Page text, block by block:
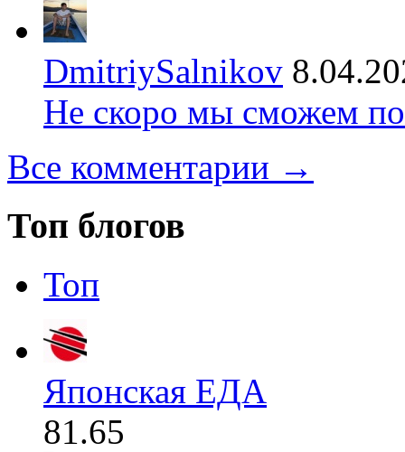
DmitriySalnikov
Не скоро мы сможем
Все комментарии →
Топ блогов
Топ
Японская ЕДА
81.65